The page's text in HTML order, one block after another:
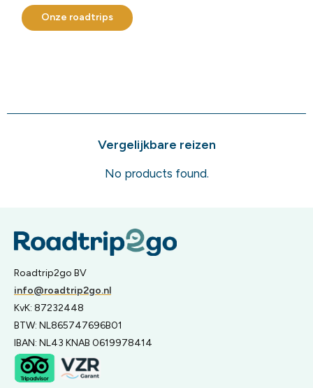
Onze roadtrips
Vergelijkbare reizen
No products found.
Roadtrip2go BV
info@roadtrip2go.nl
KvK: 87232448
BTW: NL865747696B01
IBAN: NL43 KNAB 0619978414